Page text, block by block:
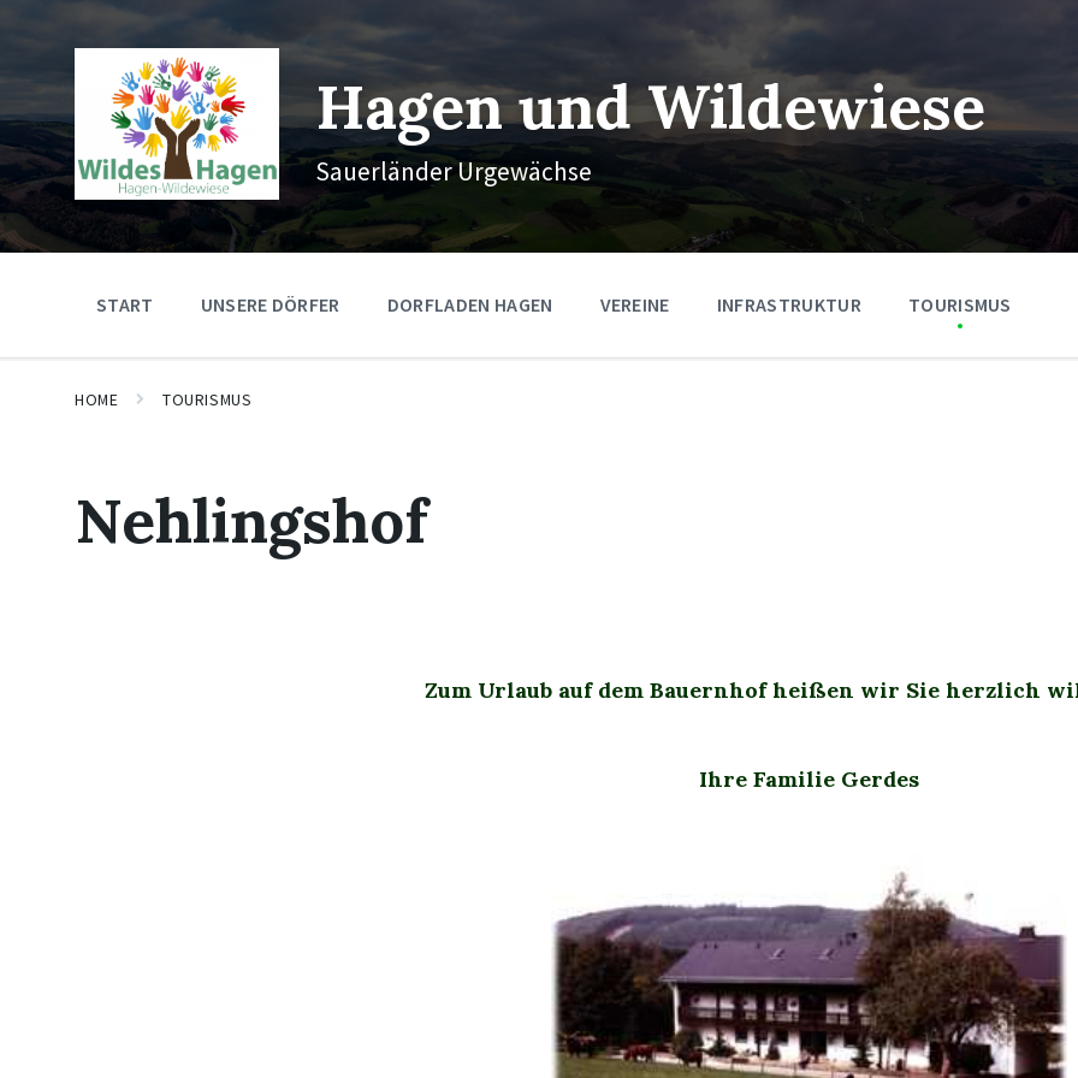
navigation
Hagen und Wildewiese
Sauerländer Urgewächse
START UNSERE DÖRFER DORFLADEN HAGEN VEREINE INFRASTRUKTUR TOURISMUS
HOME TOURISMUS
Nehlingshof
Zum Urlaub auf dem Bauernhofheißen wir Sie herzlich
Ihre Familie Gerdes